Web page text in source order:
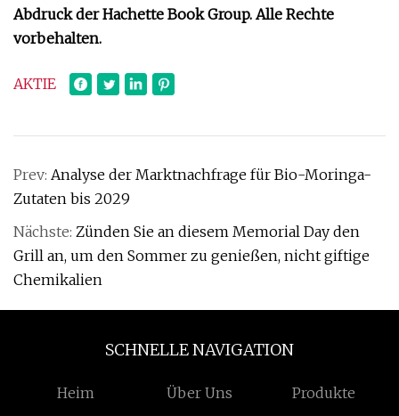
Abdruck der Hachette Book Group. Alle Rechte
vorbehalten.
AKTIE
Prev: Analyse der Marktnachfrage für Bio-Moringa-
Zutaten bis 2029
Nächste: Zünden Sie an diesem Memorial Day den
Grill an, um den Sommer zu genießen, nicht giftige
Chemikalien
SCHNELLE NAVIGATION
Heim Über Uns Produkte